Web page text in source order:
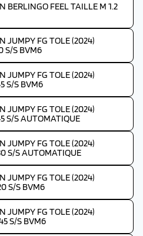
BERLINGO FEEL TAILLE M 1.2
JUMPY FG TOLE (2024)
S/S BVM6
JUMPY FG TOLE (2024)
S/S BVM6
JUMPY FG TOLE (2024)
S/S AUTOMATIQUE
JUMPY FG TOLE (2024)
S/S AUTOMATIQUE
JUMPY FG TOLE (2024)
S/S BVM6
JUMPY FG TOLE (2024)
S/S BVM6